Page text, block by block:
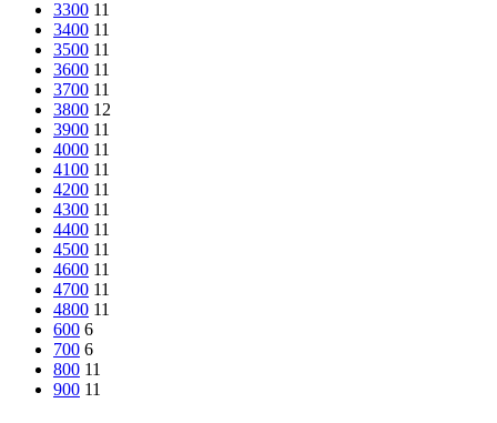
3300 11
3400 11
3500 11
3600 11
3700 11
3800 12
3900 11
4000 11
4100 11
4200 11
4300 11
4400 11
4500 11
4600 11
4700 11
4800 11
600 6
700 6
800 11
900 11